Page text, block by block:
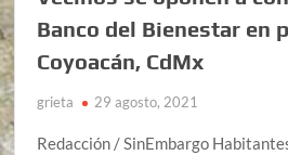
Banco del Bienestar en
Coyoacán, CdMx
grieta 29 agosto, 2021
Redacción / SinEmbargo